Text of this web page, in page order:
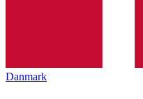
Danmark